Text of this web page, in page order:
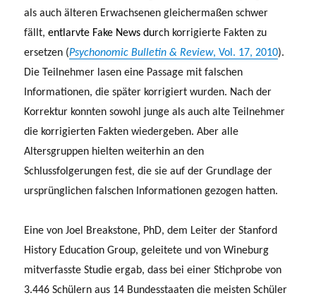
als auch älteren Erwachsenen gleichermaßen schwer
fällt,entlarvte Fake News durch korrigierte Fakten zu
ersetzen (Psychonomic Bulletin & Review, Vol. 17, 2010).
Die Teilnehmer lasen eine Passage mit falschen
Informationen, die später korrigiert wurden. Nach der
Korrektur konnten sowohl junge als auch alte Teilnehmer
die korrigierten Fakten wiedergeben. Aber alle
Altersgruppen hielten weiterhin an den
Schlussfolgerungen fest, die sie auf der Grundlage der
ursprünglichen falschen Informationen gezogen hatten.
Eine von Joel Breakstone, PhD, dem Leiter der Stanford
History Education Group, geleitete und von Wineburg
mitverfasste Studie ergab, dass bei einer Stichprobe von
3.446 Schülern aus 14 Bundesstaaten die meisten Schüler